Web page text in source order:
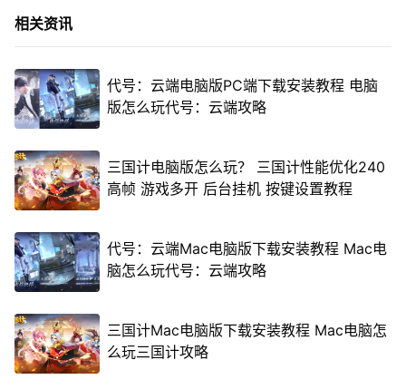
相关资讯
代号：云端电脑版PC端下载安装教程 电脑
版怎么玩代号：云端攻略
三国计电脑版怎么玩？ 三国计性能优化240
高帧 游戏多开 后台挂机 按键设置教程
代号：云端Mac电脑版下载安装教程 Mac电
脑怎么玩代号：云端攻略
三国计Mac电脑版下载安装教程 Mac电脑怎
么玩三国计攻略